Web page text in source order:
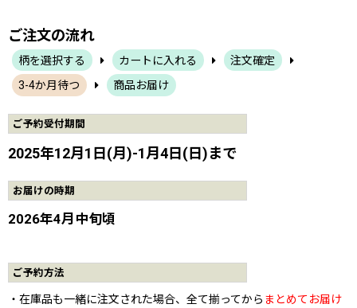
ご注文の流れ
柄を選択する カートに入れる
注文確定
3-4か月待つ
商品お届け
ご予約受付期間
2025年12月1日(月)-1月4日(日)まで
お届けの時期
2026年4月中旬頃
ご予約方法
・在庫品も一緒に注文された場合、全て揃ってから まとめてお届け